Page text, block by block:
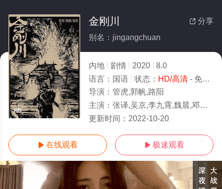
HD
 分享
金刚川
别名：jingangchuan
内地 剧情 2020
8.0
语言： 国语 状态： HD/高清- 免费在线观看
导演： 管虎,郭帆,路阳
主演： 张译,吴京,李九霄,魏晨,邓超,欧豪
更新时间： 2022-10-20
 在线观看  极速观看